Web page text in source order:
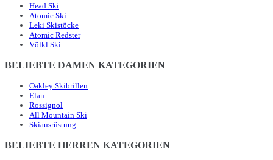
Head Ski
Atomic Ski
Leki Skistöcke
Atomic Redster
Völkl Ski
BELIEBTE DAMEN KATEGORIEN
Oakley Skibrillen
Elan
Rossignol
All Mountain Ski
Skiausrüstung
BELIEBTE HERREN KATEGORIEN